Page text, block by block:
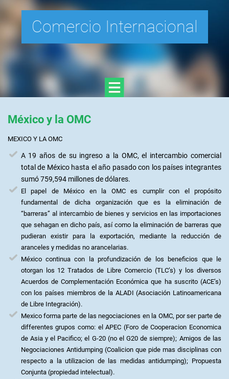
Comercio Internacional
México y la OMC
MEXICO Y LA OMC
A 19 años de su ingreso a la OMC, el intercambio comercial
total de México hasta el año pasado con los países integrantes
sumó 759,594 millones de dólares.
El papel de México en la OMC es cumplir con el propósito
fundamental de dicha organización que es la eliminación de
“barreras” al intercambio de bienes y servicios en las importaciones
que sehagan en dicho país, así como la eliminación de barreras que
pudieran existir para la exportación, mediante la reducción de
aranceles y medidas no arancelarias.
México continua con la profundización de los beneficios que le
otorgan los 12 Tratados de Libre Comercio (TLC’s) y los diversos
Acuerdos de Complementación Económica que ha suscrito (ACE’s)
con los países miembros de la ALADI (Asociación Latinoamericana
de Libre Integración).
Mexico forma parte de las negociaciones en la OMC, por ser parte de
differentes grupos como: el APEC (Foro de Cooperacion Economica
de Asia y el Pacifico; el G-20 (no el G20 de siempre); Amigos de las
Negociaciones Antidumping (Coalicion que pide mas disciplinas con
respecto a la utilizacion de las medidas antidumping); Propuesta
Conjunta (propiedad intelectual).